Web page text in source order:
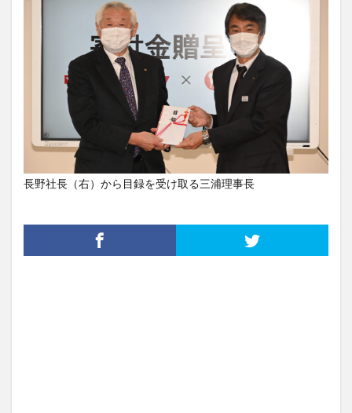
長野社長（右）から目録を受け取る三浦理事長